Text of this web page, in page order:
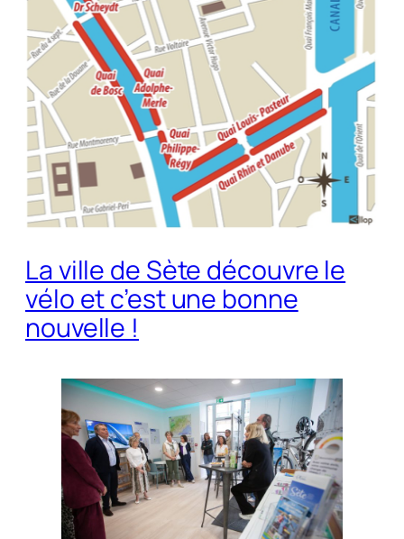
La ville de Sète découvre le
vélo et c’est une bonne
nouvelle !